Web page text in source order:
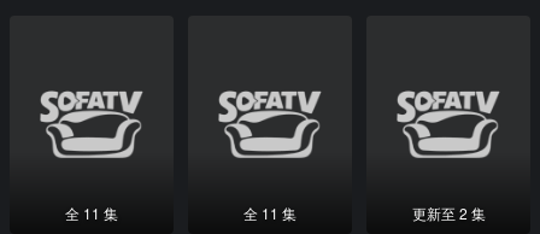
全 11 集 全 11 集 更新至 2 集